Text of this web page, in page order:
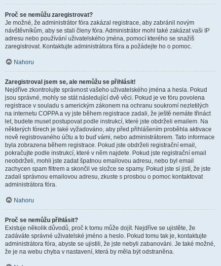
Proč se nemůžu zaregistrovat?
Je možné, že administrátor fóra zakázal registrace, aby zabránil novým
návštěvníkům, aby se stali členy fóra. Administrátor mohl také zakázat vaši IP
adresu nebo používání uživatelského jména, pomocí kterého se snažíš
zaregistrovat. Kontaktujte administrátora fóra a požádejte ho o pomoc.
Nahoru
Zaregistroval jsem se, ale nemůžu se přihlásit!
Nejdříve zkontrolujte správnost vašeho uživatelského jména a hesla. Pokud
jsou správné, mohly se stát následující dvě věci. Pokud je ve fóru povolena
registrace v souladu s americkým zákonem na ochranu soukromí nezletilých
na internetu COPPA a vy jste během registrace zadali, že ještě nemáte třináct
let, budete muset postupovat podle instrukcí, které jste obdrželi emailem. Na
některých fórech je také vyžadováno, aby před přihlášením proběhla aktivace
nově registrovaného účtu a to buď vámi, nebo administrátorem. Tato informace
byla zobrazena během registrace. Pokud jste obdrželi registrační email,
pokračujte podle instrukcí, které v něm najdete. Pokud jste registrační email
neobdrželi, mohli jste zadat špatnou emailovou adresu, nebo byl email
zachycen spam filtrem a skončil ve složce se spamy. Pokud jste si jistí, že jste
zadali správnou emailovou adresu, zkuste s prosbou o pomoc kontaktovat
administrátora fóra.
Nahoru
Proč se nemůžu přihlásit?
Existuje několik důvodů, proč k tomu může dojít. Nejdříve se ujistěte, že
zadáváte správné uživatelské jméno a heslo. Pokud tomu tak je, kontaktujte
administrátora fóra, abyste se ujistili, že jste nebyli zabanováni. Je také možné,
že je na webu chyba v nastavení, která by měla být odstraněna.